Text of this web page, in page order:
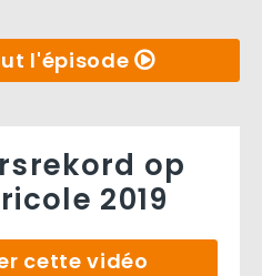
l'épisode
op
2019
cette vidéo